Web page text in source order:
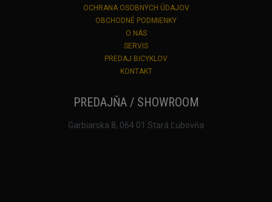
OCHRANA OSOBNÝCH ÚDAJOV
OBCHODNÉ PODMIENKY
O NÁS
SERVIS
PREDAJ BICYKLOV
KONTAKT
PREDAJŇA / SHOWROOM
Garbiarska 8, 064 01 Stará Ľubovňa